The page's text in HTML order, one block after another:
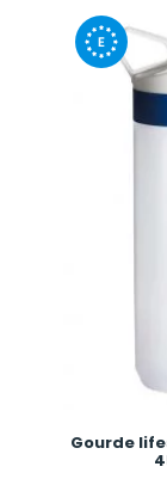
Gourde